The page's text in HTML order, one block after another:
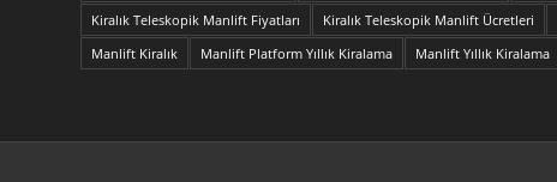
Kiralık Teleskopik Manlift Fiyatları
Kiralık Teleskopik Manlift Ücretleri
Manlift Kiralık
Manlift Platform Yıllık Kiralama Manlift Yıllık Kiralama